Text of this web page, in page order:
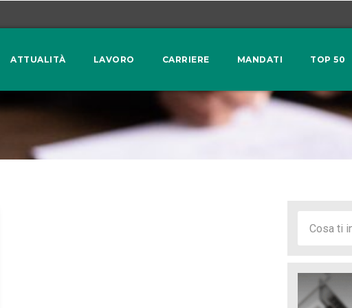
ATTUALITÀ LAVORO CARRIERE MANDATI TOP 50